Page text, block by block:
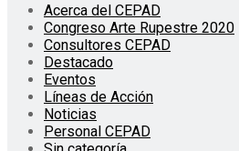
Acerca del CEPAD
Congreso Arte Rupestre 2020
Consultores CEPAD
Destacado
Eventos
Líneas de Acción
Noticias
Personal CEPAD